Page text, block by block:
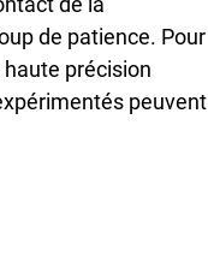
de patience. Pour
précision
peuvent